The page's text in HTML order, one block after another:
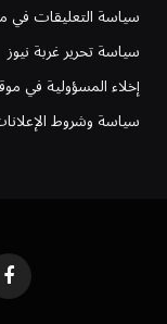
سياسة التعليقات في
سياسة تحرير غربة نيوز
إخلاء المسؤولية في
سياسة وشروط